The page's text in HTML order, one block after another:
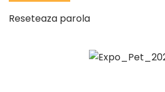
Reseteaza parola